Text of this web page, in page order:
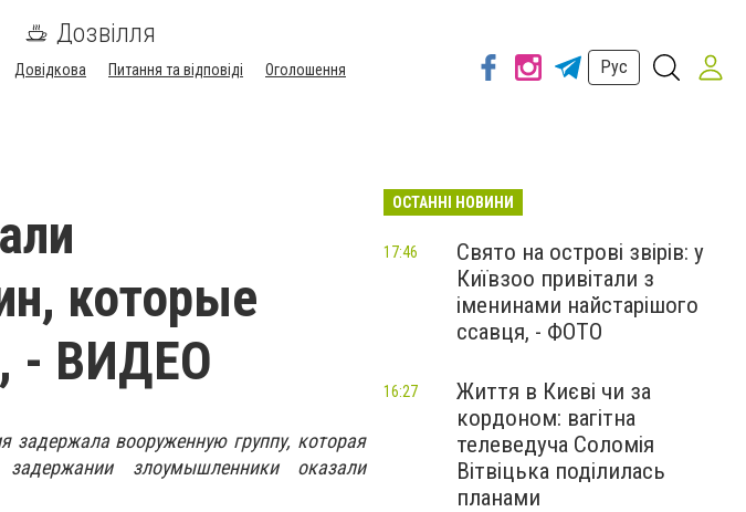
Дозвілля
Довідкова Питання та відповіді
Оголошення
Рус
которые
- ВИДЕО
задержала вооруженную группу, которая
злоумышленники оказали
ОСТАННІ НОВИНИ
Свято на острові звірів: у
Київзоо привітали з
іменинами найстарішого
ссавця, - ФОТО
17:46
Життя в Києві чи за
кордоном: вагітна
телеведуча Соломія
Вітвіцька поділилась
планами
16:27